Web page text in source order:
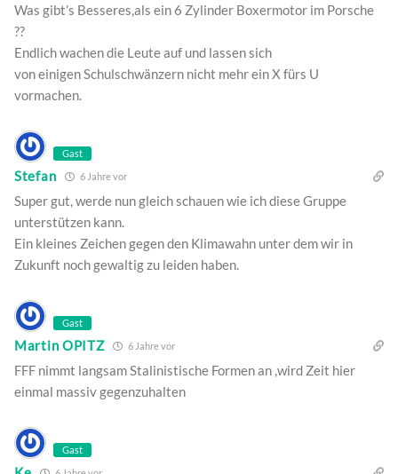
Was gibt’s Besseres,als ein 6 Zylinder Boxermotor im Porsche
??
Endlich wachen die Leute auf und lassen sich
von einigen Schulschwänzern nicht mehr ein X fürs U
vormachen.
Gast
Stefan 6 Jahre vor
Super gut, werde nun gleich schauen wie ich diese Gruppe
unterstützen kann.
Ein kleines Zeichen gegen den Klimawahn unter dem wir in
Zukunft noch gewaltig zu leiden haben.
Gast
Martin OPITZ 6 Jahre vor
FFF nimmt langsam Stalinistische Formen an ,wird Zeit hier
einmal massiv gegenzuhalten
Gast